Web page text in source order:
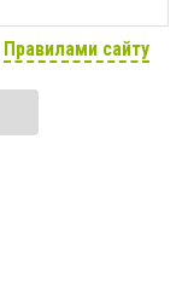
Правилами сайту